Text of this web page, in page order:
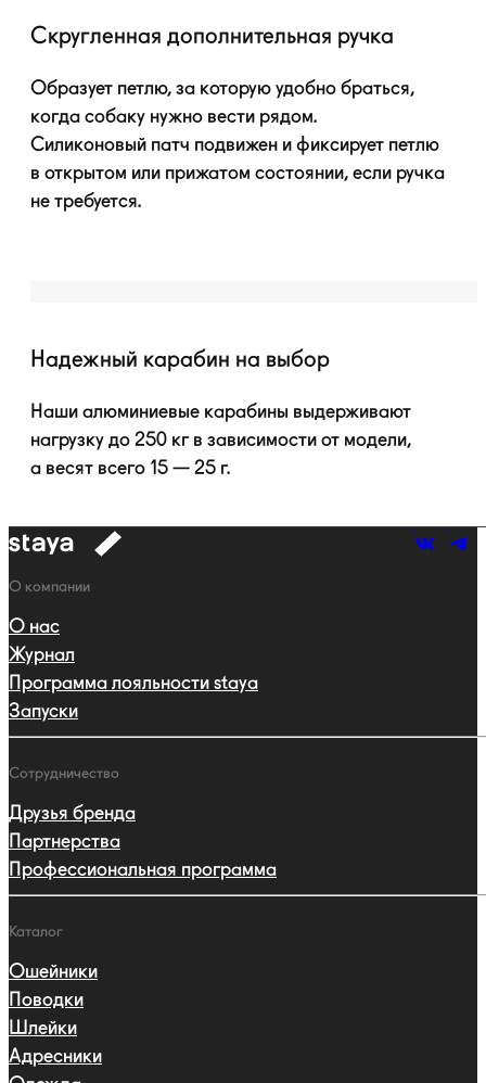
Скругленная дополнительная ручка
Образует петлю, за которую удобно браться,
когда собаку нужно вести рядом.
Силиконовый патч подвижен и фиксирует петлю
в открытом или прижатом состоянии, если ручка
не требуется.
Надежный карабин на выбор
Наши алюминиевые карабины выдерживают
нагрузку до 250 кг в зависимости от модели,
а весят всего 15 — 25 г.
к
Навигация
О компании
О нас
Журнал
Программа лояльности staya
Запуски
Сотрудничество
Друзья бренда
Партнерства
Профессиональная программа
Каталог
Ошейники
Поводки
Шлейки
Адресники